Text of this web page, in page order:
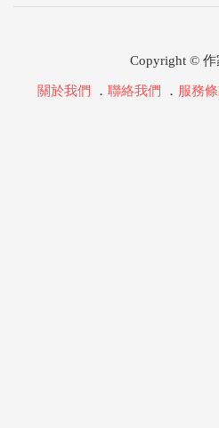
Copyright © 作
關於我們 ． 聯絡我們 ． 服務